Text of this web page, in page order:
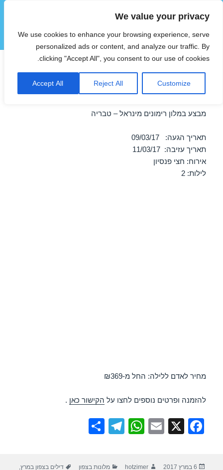
We value your privacy
We use cookies to enhance your browsing experience, serve
personalized ads or content, and analyze our traffic. By
clicking "Accept All", you consent to our use of cookies.
Customize
Reject All
Accept All
הוטצימר
תפריטים
ווידג'טים
חופשה במלון רימונים מינראל –
טבריה 09/03/2017
מבצע במלון רימונים מינראל – טבריה
תאריך הגעה: 09/03/17
תאריך עזיבה: 11/03/17
אירוח: חצי פנסיון
לילות: 2
מחיר לאדם ללילה: החל מ-₪369
להזמנה ופרטים נוספים לחצו על הקישור כאן .
F
X
E
W
T
פורסם
6 במרץ 2017 מחבר
hotzimer קטגוריות
מלונות בצפון תגיות
דילים בצפון במרץ,